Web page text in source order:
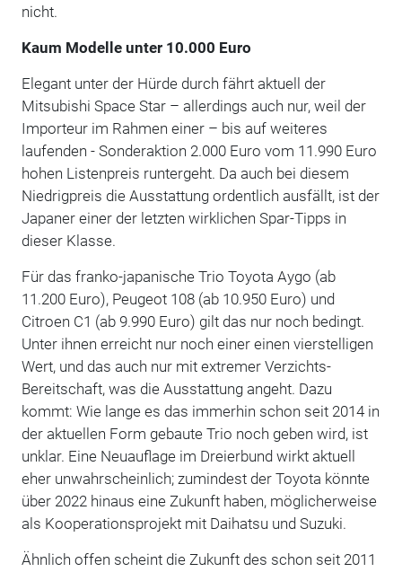
nicht.
Kaum Modelle unter 10.000 Euro
Elegant unter der Hürde durch fährt aktuell der
Mitsubishi Space Star – allerdings auch nur, weil der
Importeur im Rahmen einer – bis auf weiteres
laufenden - Sonderaktion 2.000 Euro vom 11.990 Euro
hohen Listenpreis runtergeht. Da auch bei diesem
Niedrigpreis die Ausstattung ordentlich ausfällt, ist der
Japaner einer der letzten wirklichen Spar-Tipps in
dieser Klasse.
Für das franko-japanische Trio Toyota Aygo (ab
11.200 Euro), Peugeot 108 (ab 10.950 Euro) und
Citroen C1 (ab 9.990 Euro) gilt das nur noch bedingt.
Unter ihnen erreicht nur noch einer einen vierstelligen
Wert, und das auch nur mit extremer Verzichts-
Bereitschaft, was die Ausstattung angeht. Dazu
kommt: Wie lange es das immerhin schon seit 2014 in
der aktuellen Form gebaute Trio noch geben wird, ist
unklar. Eine Neuauflage im Dreierbund wirkt aktuell
eher unwahrscheinlich; zumindest der Toyota könnte
über 2022 hinaus eine Zukunft haben, möglicherweise
als Kooperationsprojekt mit Daihatsu und Suzuki.
Ähnlich offen scheint die Zukunft des schon seit 2011